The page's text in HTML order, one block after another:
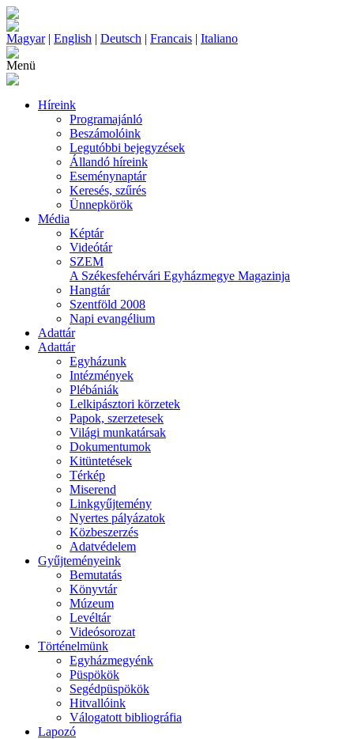
Magyar| English | Deutsch | Francais | Italiano
Menü
Híreink
Programajánló
Beszámolóink
Legutóbbi bejegyzések
Állandó híreink
Eseménynaptár
Keresés, szűrés
Ünnepkörök
Média
Képtár
Videótár
SZEM
A Székesfehérvári Egyházmegye Magazinja
Hangtár
Szentföld 2008
Napi evangélium
Adattár
Adattár
Egyházunk
Intézmények
Plébániák
Lelkipásztori körzetek
Papok, szerzetesek
Világi munkatársak
Dokumentumok
Kitüntetések
Térkép
Miserend
Linkgyűjtemény
Nyertes pályázatok
Közbeszerzés
Adatvédelem
Gyűjteményeink
Bemutatás
Könyvtár
Múzeum
Levéltár
Videósorozat
Történelmünk
Egyházmegyénk
Püspökök
Segédpüspökök
Hitvallóink
Válogatott bibliográfia
Lapozó